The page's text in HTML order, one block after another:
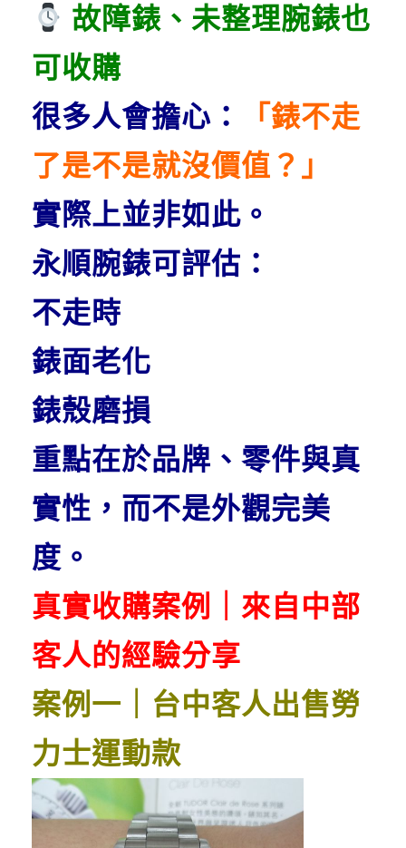
故障錶、未整理腕錶也
可收購
很多人會擔心：
「錶不走
了是不是就沒價值？」
實際上並非如此。
永順腕錶可評估：
不走時
錶面老化
錶殼磨損
重點在於品牌、零件與真
實性，而不是外觀完美
度。
真實收購案例｜來自中部
客人的經驗分享
案例一｜台中客人出售勞
力士運動款